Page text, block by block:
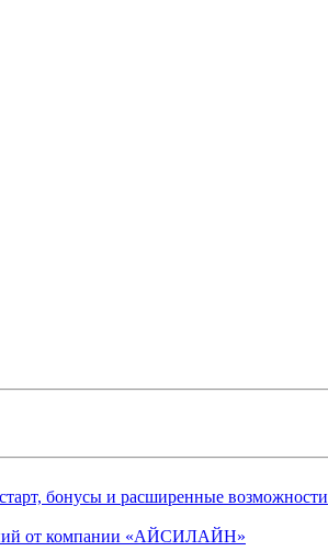
бонусы и расширенные возможности
от компании «АЙСИЛАЙН»